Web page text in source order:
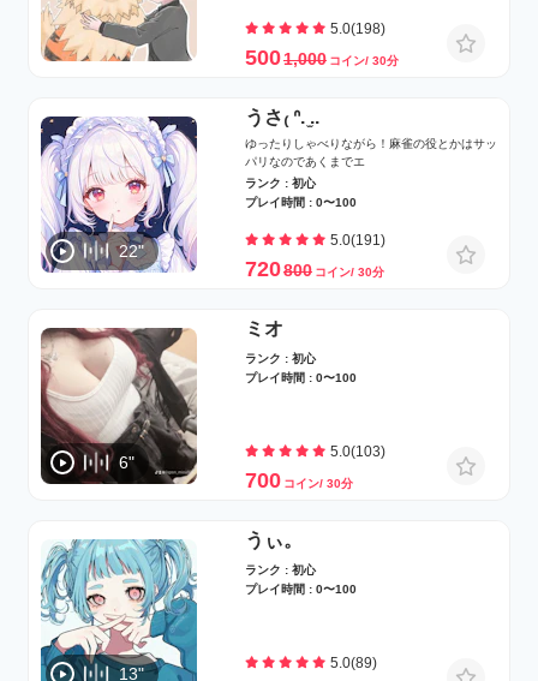
5.0(198)
5001,000 コイン/ 30分
22"
うさ₍ ᐢ. ̫..
ゆったりしゃべりながら！麻雀の役とかはサッ
パリなのであくまでエ
ランク : 初心
プレイ時間 : 0〜100
5.0(191)
720800 コイン/ 30分
6"
ミオ
ランク : 初心
プレイ時間 : 0〜100
5.0(103)
700 コイン/ 30分
13"
うぃ。
ランク : 初心
プレイ時間 : 0〜100
5.0(89)